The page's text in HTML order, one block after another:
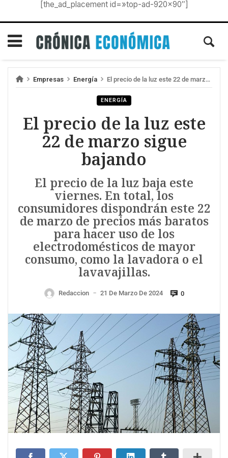
[the_ad_placement id=»top-ad-920×90″]
Empresas Energía El precio de la luz este 22 de marzo sigue bajando
ENERGÍA
El precio de la luz este
22 de marzo sigue
bajando
El precio de la luz baja este
viernes. En total, los
consumidores dispondrán este 22
de marzo de precios más baratos
para hacer uso de los
electrodomésticos de mayor
consumo, como la lavadora o el
lavavajillas.
Redaccion — 21 De Marzo De 2024 0